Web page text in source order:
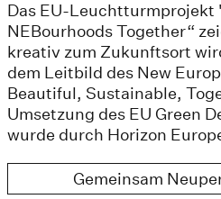
Das EU-Leuchtturmprojekt
NEBourhoods Together“
kreativ zum Zukunftsort
dem Leitbild des New
Beautiful, Sustainable,
Umsetzung des EU Green
wurde durch Horizon
Gemeinsam